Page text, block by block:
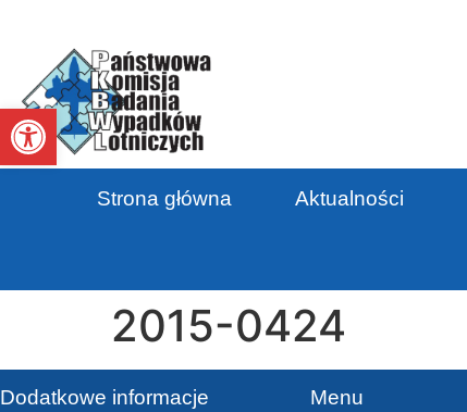
Otwórz pasek narzędzi
Strona główna Aktualności
2015-0424
Dodatkowe informacje Menu